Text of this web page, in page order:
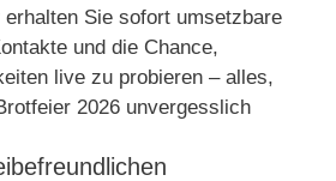
Sie sofort umsetzbare
und die Chance,
live zu probieren – alles,
2026 unvergesslich